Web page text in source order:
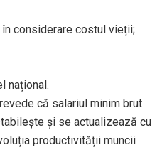
considerare costul vieții;
național.
că salariul minim brut
și se actualizează cu
productivității muncii